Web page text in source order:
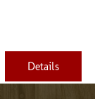
Details